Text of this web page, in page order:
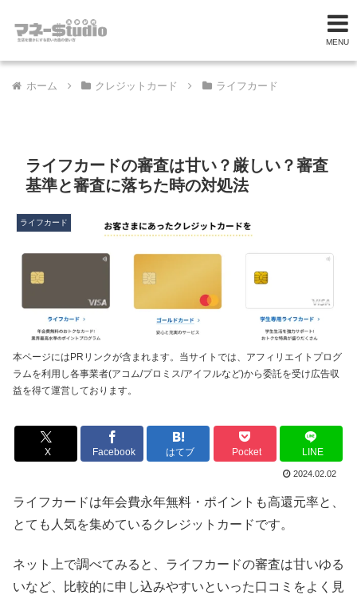
MENU
ホーム クレジットカード ライフカード
ライフカードの審査は甘い？厳しい？審査
基準と審査に落ちた時の対処法
本ページにはPRリンクが含まれます。当サイトでは、アフィリエイトプログ
ラムを利用し各事業者(アコム/プロミス/アイフルなど)から委託を受け広告収
益を得て運営しております。
ライフカード
X Facebook はてブ Pocket LINE
2024.02.02
ライフカードは年会費永年無料・ポイントも高還元率と、
とても人気を集めているクレジットカードです。
ネット上で調べてみると、ライフカードの審査は甘いゆる
いなど、比較的に申し込みやすいといった口コミをよく見